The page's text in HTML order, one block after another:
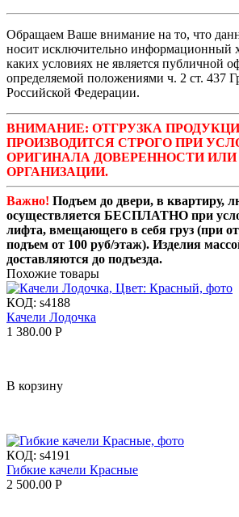
Обращаем Ваше внимание на то, что
носит исключительно информационный
каких условиях не является публичной
определяемой положениями ч. 2 ст. 437
Российской Федерации.
ВНИМАНИЕ: ОТГРУЗКА
ПРОИЗВОДИТСЯ СТРОГО ПРИ
ОРИГИНАЛА ДОВЕРЕННОСТИ
ОРГАНИЗАЦИИ.
Важно! Подъем до двери, в квартиру,
осуществляется БЕСПЛАТНО при
лифта, вмещающего в себя груз (при
подъем от 100 руб/этаж). Изделия
доставляются до подъезда.
Похожие товары
КОД: s4188
Качели Лодочка
1 380.00 Р
В корзину
КОД: s4191
Гибкие качели Красные
2 500.00 Р